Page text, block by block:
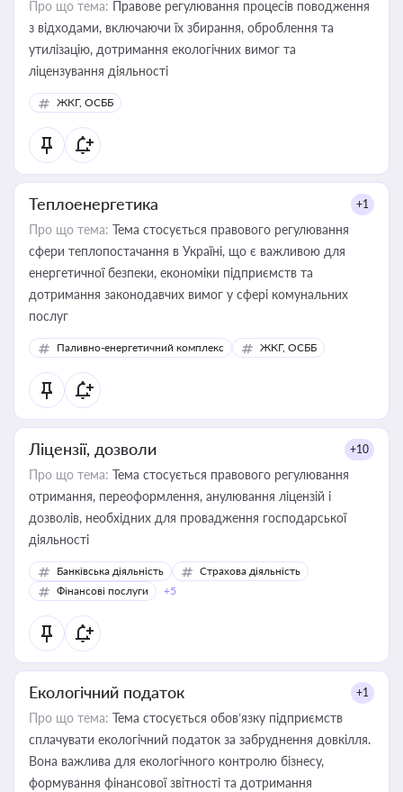
Про що тема: Правове регулювання процесів поводження
з відходами, включаючи їх збирання, оброблення та
утилізацію, дотримання екологічних вимог та
ліцензування діяльності
ЖКГ, ОСББ
Теплоенергетика +1
Про що тема: Тема стосується правового регулювання
сфери теплопостачання в Україні, що є важливою для
енергетичної безпеки, економіки підприємств та
дотримання законодавчих вимог у сфері комунальних
послуг
Паливно-енергетичний комплекс ЖКГ, ОСББ
Ліцензії, дозволи +10
Про що тема: Тема стосується правового регулювання
отримання, переоформлення, анулювання ліцензій і
дозволів, необхідних для провадження господарської
діяльності
Банківська діяльність
Страхова діяльність
Фінансові послуги
+5
Екологічний податок +1
Про що тема: Тема стосується обов’язку підприємств
сплачувати екологічний податок за забруднення довкілля.
Вона важлива для екологічного контролю бізнесу,
формування фінансової звітності та дотримання